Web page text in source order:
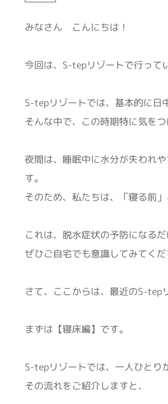
みなさん こんにちは！
今回は、S-tepリゾートで行って
S-tepリゾートでは、基本的に日
そんな中で、この時期特に気を
夜間は、睡眠中に水分が失われ
す。
そのため、私たちは、「寝る前
これは、脱水症状の予防になる
ぜひご自宅でも意識してみてくだ
さて、ここからは、最近のS-tep
まずは【寝床編】です。
S-tepリゾートでは、一人ひとり
その流れをご紹介しますと、